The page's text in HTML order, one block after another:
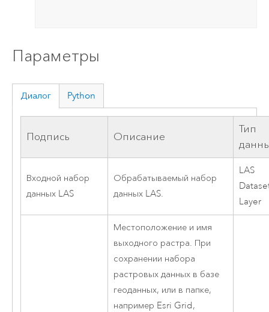
Параметры
Диалог Python
Подпись Описание
Тип
Входной набор
данных LAS
Обрабатываемый набор
данных LAS.
LAS
Layer
Местоположение и имя
выходного растра. При
сохранении набора
растровых данных в базе
геоданных, или в папке,
например Esri Grid,